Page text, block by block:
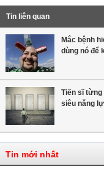
Tin liên quan
Mắc bệnh
dùng nó để
Tiến sĩ từng
siêu năng
Tin mới nhất